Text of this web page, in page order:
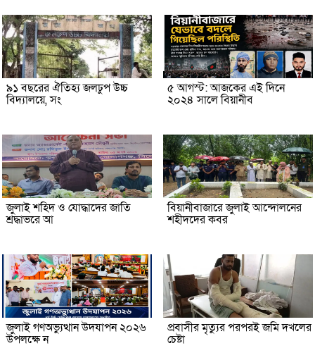
৯১ বছরের ঐতিহ্য জলঢুপ উচ্চ
বিদ্যালয়ে, সং
৫ আগস্ট: আজকের এই দিনে
২০২৪ সালে বিয়ানীব
জুলাই শহিদ ও যোদ্ধাদের জাতি
শ্রদ্ধাভরে আ
বিয়ানীবাজারে জুলাই আন্দোলনের
শহীদদের কবর
জুলাই গণঅভ্যুত্থান উদযাপন ২০২৬
উপলক্ষে ন
প্রবাসীর মৃত্যুর পরপরই জমি দখলের
চেষ্টা